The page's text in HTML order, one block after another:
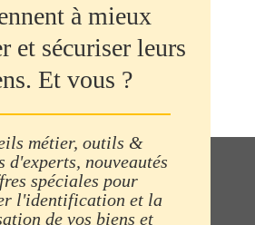
à mieux
et sécuriser leurs
Et vous ?
métier, outils &
d'experts, nouveautés
spéciales pour
l'identification et la
de vos biens et